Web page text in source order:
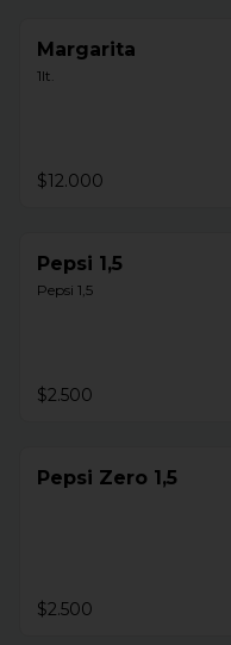
Margarita
1lt.
$12.000
Pepsi 1,5
Pepsi 1,5
$2.500
Pepsi Zero 1,5
$2.500